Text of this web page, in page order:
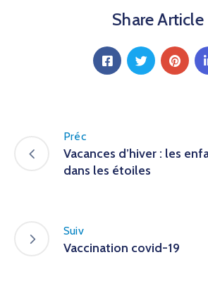
Share Article
Préc
Vacances d’hiver : les
dans les étoiles
Suiv
Vaccination covid-19